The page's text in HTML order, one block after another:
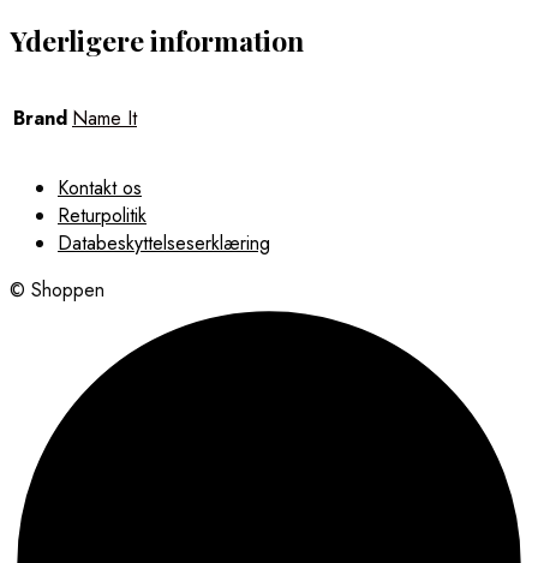
Yderligere information
Brand Name It
Kontakt os
Returpolitik
Databeskyttelseserklæring
© Shoppen